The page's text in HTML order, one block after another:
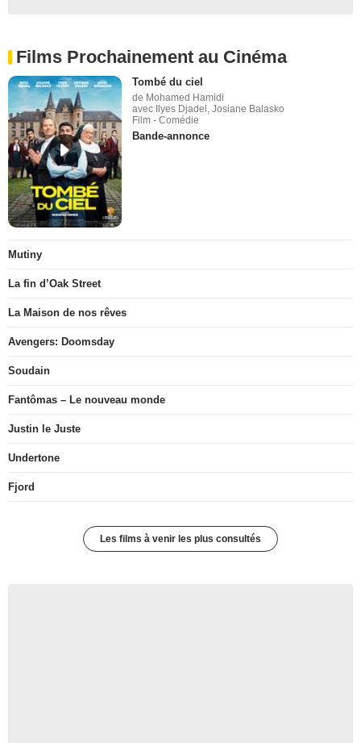
Films Prochainement au Cinéma
Tombé du ciel
de Mohamed Hamidi
avec Ilyes Djadel, Josiane Balasko
Film - Comédie
Bande-annonce
Mutiny
La fin d’Oak Street
La Maison de nos rêves
Avengers: Doomsday
Soudain
Fantômas – Le nouveau monde
Justin le Juste
Undertone
Fjord
Les films à venir les plus consultés